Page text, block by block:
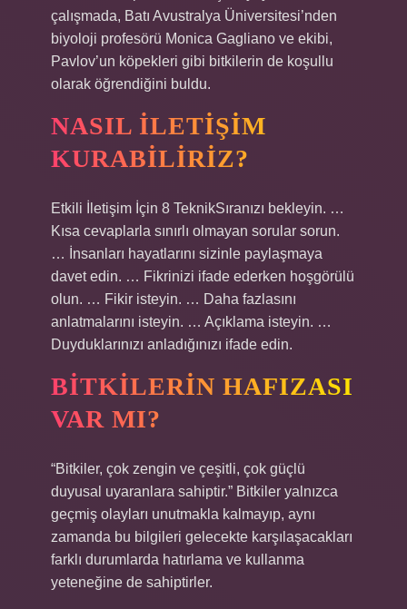
çalışmada, Batı Avustralya Üniversitesi’nden
biyoloji profesörü Monica Gagliano ve ekibi,
Pavlov’un köpekleri gibi bitkilerin de koşullu
olarak öğrendiğini buldu.
NASIL ILETIŞIM
KURABILIRIZ?
Etkili İletişim İçin 8 TeknikSıranızı bekleyin. …
Kısa cevaplarla sınırlı olmayan sorular sorun.
… İnsanları hayatlarını sizinle paylaşmaya
davet edin. … Fikrinizi ifade ederken hoşgörülü
olun. … Fikir isteyin. … Daha fazlasını
anlatmalarını isteyin. … Açıklama isteyin. …
Duyduklarınızı anladığınızı ifade edin.
BITKILERIN HAFIZASI
VAR MI?
“Bitkiler, çok zengin ve çeşitli, çok güçlü
duyusal uyaranlara sahiptir.” Bitkiler yalnızca
geçmiş olayları unutmakla kalmayıp, aynı
zamanda bu bilgileri gelecekte karşılaşacakları
farklı durumlarda hatırlama ve kullanma
yeteneğine de sahiptirler.